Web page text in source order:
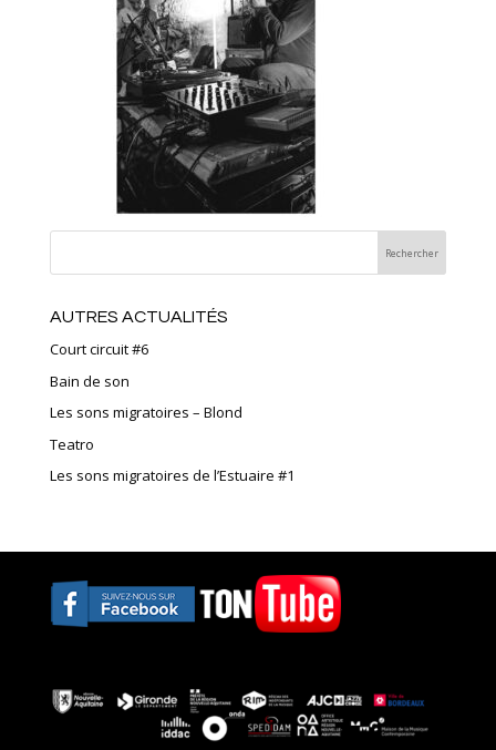
AUTRES ACTUALITÉS
Court circuit #6
Bain de son
Les sons migratoires – Blond
Teatro
Les sons migratoires de l’Estuaire #1